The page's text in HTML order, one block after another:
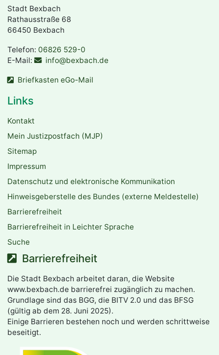
Stadt Bexbach
Rathausstraße 68
66450 Bexbach
Telefon: 06826 529-0
E-Mail:
info@bexbach.de
Briefkasten eGo-Mail
Links
Kontakt
Mein Justizpostfach (MJP)
Sitemap
Impressum
Datenschutz und elektronische Kommunikation
Hinweisgeberstelle des Bundes (externe Meldestelle)
Barrierefreiheit
Barrierefreiheit in Leichter Sprache
Suche
Barrierefreiheit
Die Stadt Bexbach arbeitet daran, die Website
www.bexbach.de barrierefrei zugänglich zu machen.
Grundlage sind das BGG, die BITV 2.0 und das BFSG
(gültig ab dem 28. Juni 2025).
Einige Barrieren bestehen noch und werden schrittweise
beseitigt.